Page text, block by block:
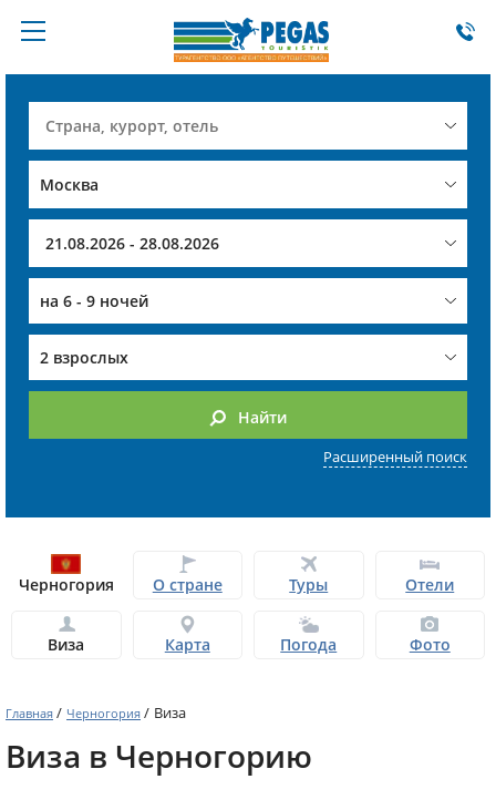
на 6 - 9 ночей
2 взрослых
Найти
Расширенный поиск
Черногория О стране Туры Отели
Виза Карта Погода Фото
Главная / Черногория / Виза
Виза в Черногорию